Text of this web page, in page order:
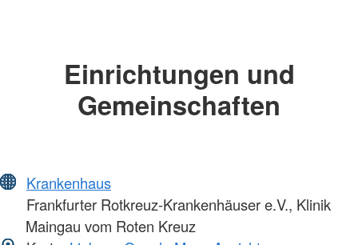
Einrichtungen und
Gemeinschaften
Krankenhaus
Frankfurter Rotkreuz-Krankenhäuser e.V., Klinik
Maingau vom Roten Kreuz